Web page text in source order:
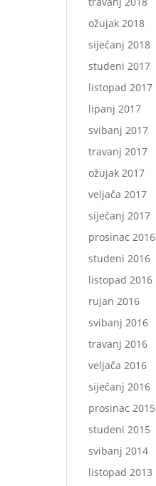
ožujak 2018
siječanj 2018
studeni 2017
listopad 2017
lipanj 2017
svibanj 2017
travanj 2017
ožujak 2017
veljača 2017
siječanj 2017
prosinac 2016
studeni 2016
listopad 2016
rujan 2016
svibanj 2016
travanj 2016
veljača 2016
siječanj 2016
prosinac 2015
studeni 2015
svibanj 2014
listopad 2013